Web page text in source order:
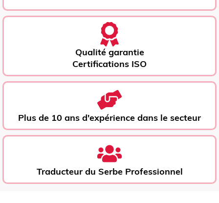
Qualité garantie
Certifications ISO
Plus de 10 ans d'expérience dans le secteur
Traducteur du Serbe Professionnel